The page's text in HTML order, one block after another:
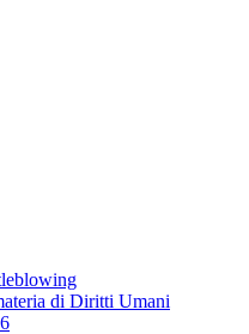
di Diritti Umani